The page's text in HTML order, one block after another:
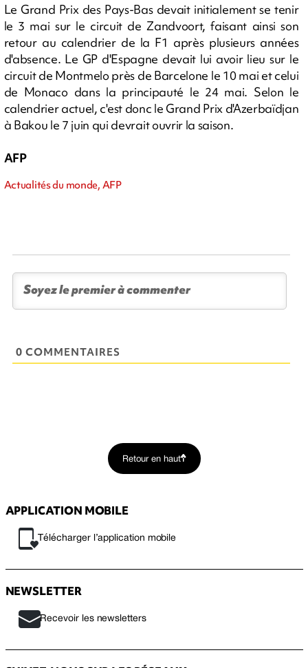
Le Grand Prix des Pays-Bas devait initialement se tenir
le 3 mai sur le circuit de Zandvoort, faisant ainsi son
retour au calendrier de la F1 après plusieurs années
d'absence. Le GP d'Espagne devait lui avoir lieu sur le
circuit de Montmelo près de Barcelone le 10 mai et celui
de Monaco dans la principauté le 24 mai. Selon le
calendrier actuel, c'est donc le Grand Prix d'Azerbaïdjan
à Bakou le 7 juin qui devrait ouvrir la saison.
AFP
Actualités du monde, AFP
0 COMMENTAIRES
Retour en haut
APPLICATION MOBILE
Télécharger l’application mobile
NEWSLETTER
Recevoir les newsletters